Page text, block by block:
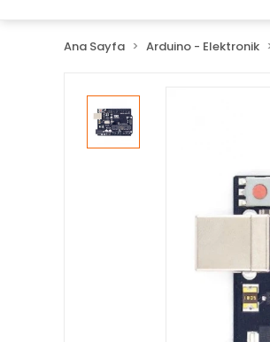
Ana Sayfa Arduino - Elektronik